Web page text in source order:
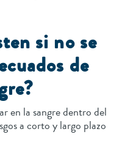
si no se
de
en la sangre dentro del
a corto y largo plazo